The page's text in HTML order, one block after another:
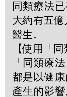
同類療法
大約有五
醫生。
【使用「
「同類療
都是以健
產生的影